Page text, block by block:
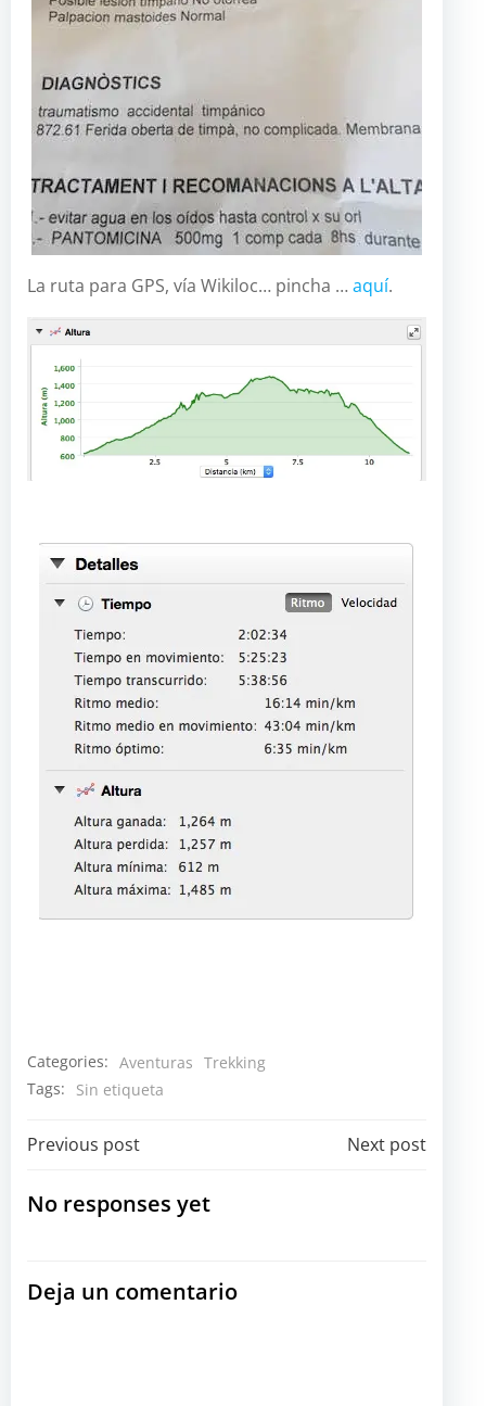
La ruta para GPS, vía Wikiloc… pincha …aquí.
Categories: Aventuras Trekking
Tags:
Sin etiqueta
Navegación
por
entradas
Previous post
Navegación
entradas
Next post
No responses yet
Deja un comentario